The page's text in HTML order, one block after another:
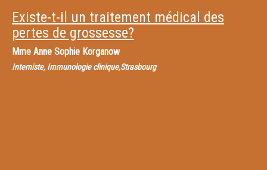
Existe-t-il un traitement médical des
pertes de grossesse?
Mme Anne Sophie Korganow
Interniste, Immunologie clinique,Strasbourg